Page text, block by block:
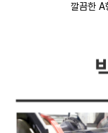
깔끔한 A